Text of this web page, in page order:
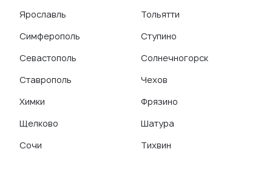
Ярославль
Симферополь
Севастополь
Ставрополь
Химки
Щелково
Сочи
Тольятти
Ступино
Солнечногорск
Чехов
Фрязино
Шатура
Тихвин